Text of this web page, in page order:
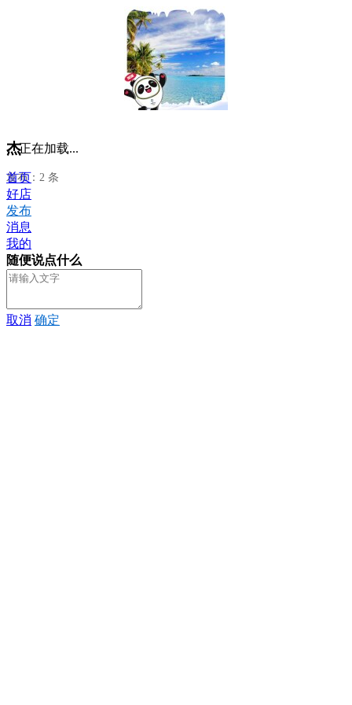
杰
发布：2 条
正在加载...
首页
好店
发布
消息
我的
随便说点什么
取消 确定